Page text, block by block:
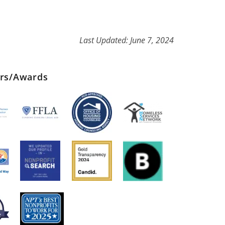
Last Updated: June 7, 2024
Awards